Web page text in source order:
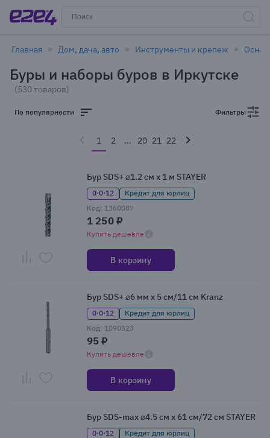
Главная Дом, дача, авто Инструменты и крепеж
Буры и наборы буров в Иркутске
(530 товаров)
По популярности Фильтры
1 2 ... 20 21 22
Бур SDS+ ⌀1.2 см x 1 м STAYER
0·0·12
Кредит для юрлиц
Код: 1360087
1 250 ₽
Купить дешевле
В корзину
Бур SDS+ ⌀6 мм x 5 см/11 см Kranz
0·0·12
Кредит для юрлиц
Код: 1090323
95 ₽
Купить дешевле
В корзину
Бур SDS-max ⌀4.5 см x 61 см/72 см STAYER
0·0·12
Кредит для юрлиц